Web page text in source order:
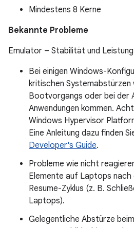
Mindestens 8 Kerne
Bekannte Probleme
Emulator – Stabilität und
Bei einigen Windows-
kritischen Systemabstürzen
Bootvorgangs oder bei der
Anwendungen kommen.
Windows Hypervisor
Eine Anleitung dazu finden
Developer's Guide.
Probleme wie nicht
Elemente auf Laptops nach
Resume-Zyklus (z. B.
Laptops).
Gelegentliche Abstürze